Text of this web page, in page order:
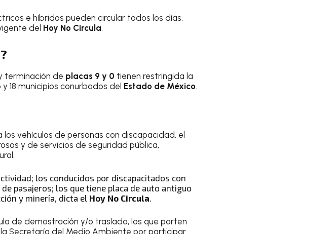
e híbridos pueden circular todos los días,
del Hoy No Circula.
terminación de placas 9 y 0 tienen restringida la
y 18 municipios conurbados del Estado de México.
vehículos de personas con discapacidad, el
y de servicios de seguridad pública,
los conducidos por discapacitados con
pasajeros; los que tiene placa de auto antiguo
y minería, dicta el Hoy No Circula.
de demostración y/o traslado, los que porten
Secretaría del Medio Ambiente por participar